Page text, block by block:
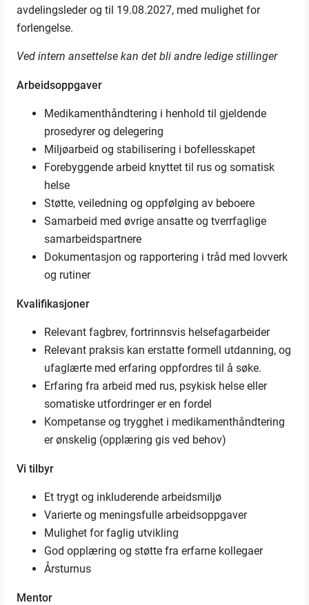
avdelingsleder og til 19.08.2027, med mulighet for
forlengelse.
Ved intern ansettelse kan det bli andre ledige stillinger
Arbeidsoppgaver
Medikamenthåndtering i henhold til gjeldende
prosedyrer og delegering
Miljøarbeid og stabilisering i bofellesskapet
Forebyggende arbeid knyttet til rus og somatisk
helse
Støtte, veiledning og oppfølging av beboere
Samarbeid med øvrige ansatte og tverrfaglige
samarbeidspartnere
Dokumentasjon og rapportering i tråd med lovverk
og rutiner
Kvalifikasjoner
Relevant fagbrev, fortrinnsvis helsefagarbeider
Relevant praksis kan erstatte formell utdanning, og
ufaglærte med erfaring oppfordres til å søke.
Erfaring fra arbeid med rus, psykisk helse eller
somatiske utfordringer er en fordel
Kompetanse og trygghet i medikamenthåndtering
er ønskelig (opplæring gis ved behov)
Vi tilbyr
Et trygt og inkluderende arbeidsmiljø
Varierte og meningsfulle arbeidsoppgaver
Mulighet for faglig utvikling
God opplæring og støtte fra erfarne kollegaer
Årsturnus
Mentor